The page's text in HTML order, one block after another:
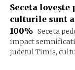
Seceta
culturile sunt
100% Seceta
impact
județul Timiș,